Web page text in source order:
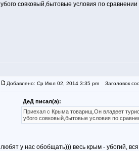
убого совковый,бытовые условия по
Добавлено: Ср Июл 02, 2014 3:35 pm Заголовок
ДeД писал(а):
Приехал с Крыма товарищ.Он владеет
убого совковый,бытовые условия по
любят у нас обобщать))) весь крым - убогий,